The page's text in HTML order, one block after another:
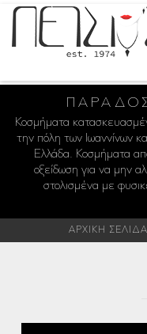
Κοσμήματα
την πόλη των Ιωαννίνων
Ελλάδα. Κοσμήματα
οξείδωση για να μην
στολισμένα με
ΑΡΧΙΚΗ ΣΕΛΙΔΑ